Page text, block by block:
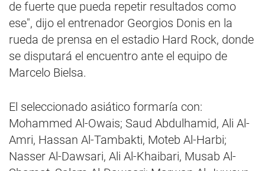
de fuerte que pueda repetir resultados como
ese", dijo el entrenador Georgios Donis en la
rueda de prensa en el estadio Hard Rock, donde
se disputará el encuentro ante el equipo de
Marcelo Bielsa.
El seleccionado asiático formaría con:
Mohammed Al-Owais; Saud Abdulhamid, Ali Al-
Amri, Hassan Al-Tambakti, Moteb Al-Harbi;
Nasser Al-Dawsari, Ali Al-Khaibari, Musab Al-